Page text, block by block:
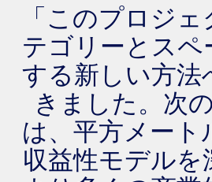
「このプロジ
テゴリーとスペ
する新しい方法
きました。次
は、平方メート
収益性モデルを